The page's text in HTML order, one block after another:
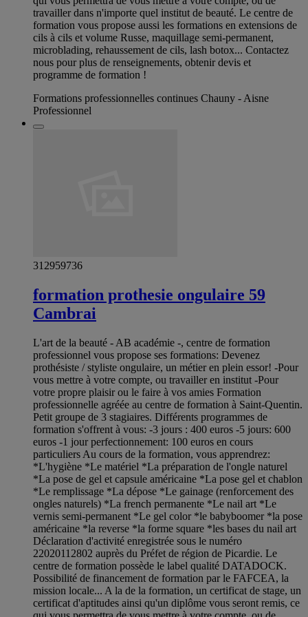
travailler dans n'importe quel institut de beauté. Le centre de
formation vous propose aussi les formations en extensions de
cils à cils et volume Russe, maquillage semi-permanent,
microblading, rehaussement de cils, lash botox... Contactez
nous pour plus de renseignements, obtenir devis et
programme de formation !
Formations professionnelles continues Chauny - Aisne
Professionnel
312959736
formation prothesie ongulaire 59
Cambrai
L'art de la beauté - AB académie -, centre de formation
professionnel vous propose ses formations: Devenez
prothésiste / styliste ongulaire, un métier en plein essor! -Pour
vous mettre à votre compte, ou travailler en institut -Pour
votre propre plaisir ou le faire à vos amies Formation
professionnelle agréée au centre de formation à Saint-Quentin.
Petit groupe de 3 stagiaires. Différents programmes de
formation s'offrent à vous: -3 jours : 400 euros -5 jours: 600
euros -1 jour perfectionnement: 100 euros en cours
particuliers Au cours de la formation, vous apprendrez:
*L'hygiène *Le matériel *La préparation de l'ongle naturel
*La pose de gel et capsule américaine *La pose gel et chablon
*Le remplissage *La dépose *Le gainage (renforcement des
ongles naturels) *La french permanente *Le nail art *Le
vernis semi-permanent *Le gel color *le babyboomer *la pose
américaine *la reverse *la forme square *les bases du nail art
Déclaration d'activité enregistrée sous le numéro
22020112802 auprès du Préfet de région de Picardie. Le
centre de formation possède le label qualité DATADOCK.
Possibilité de financement de formation par le FAFCEA, la
mission locale... A la de la formation, un certificat de stage, un
certificat d'aptitudes ainsi qu'un diplôme vous seront remis, ce